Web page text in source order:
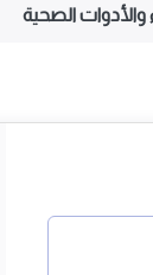
والأدوات الصحية